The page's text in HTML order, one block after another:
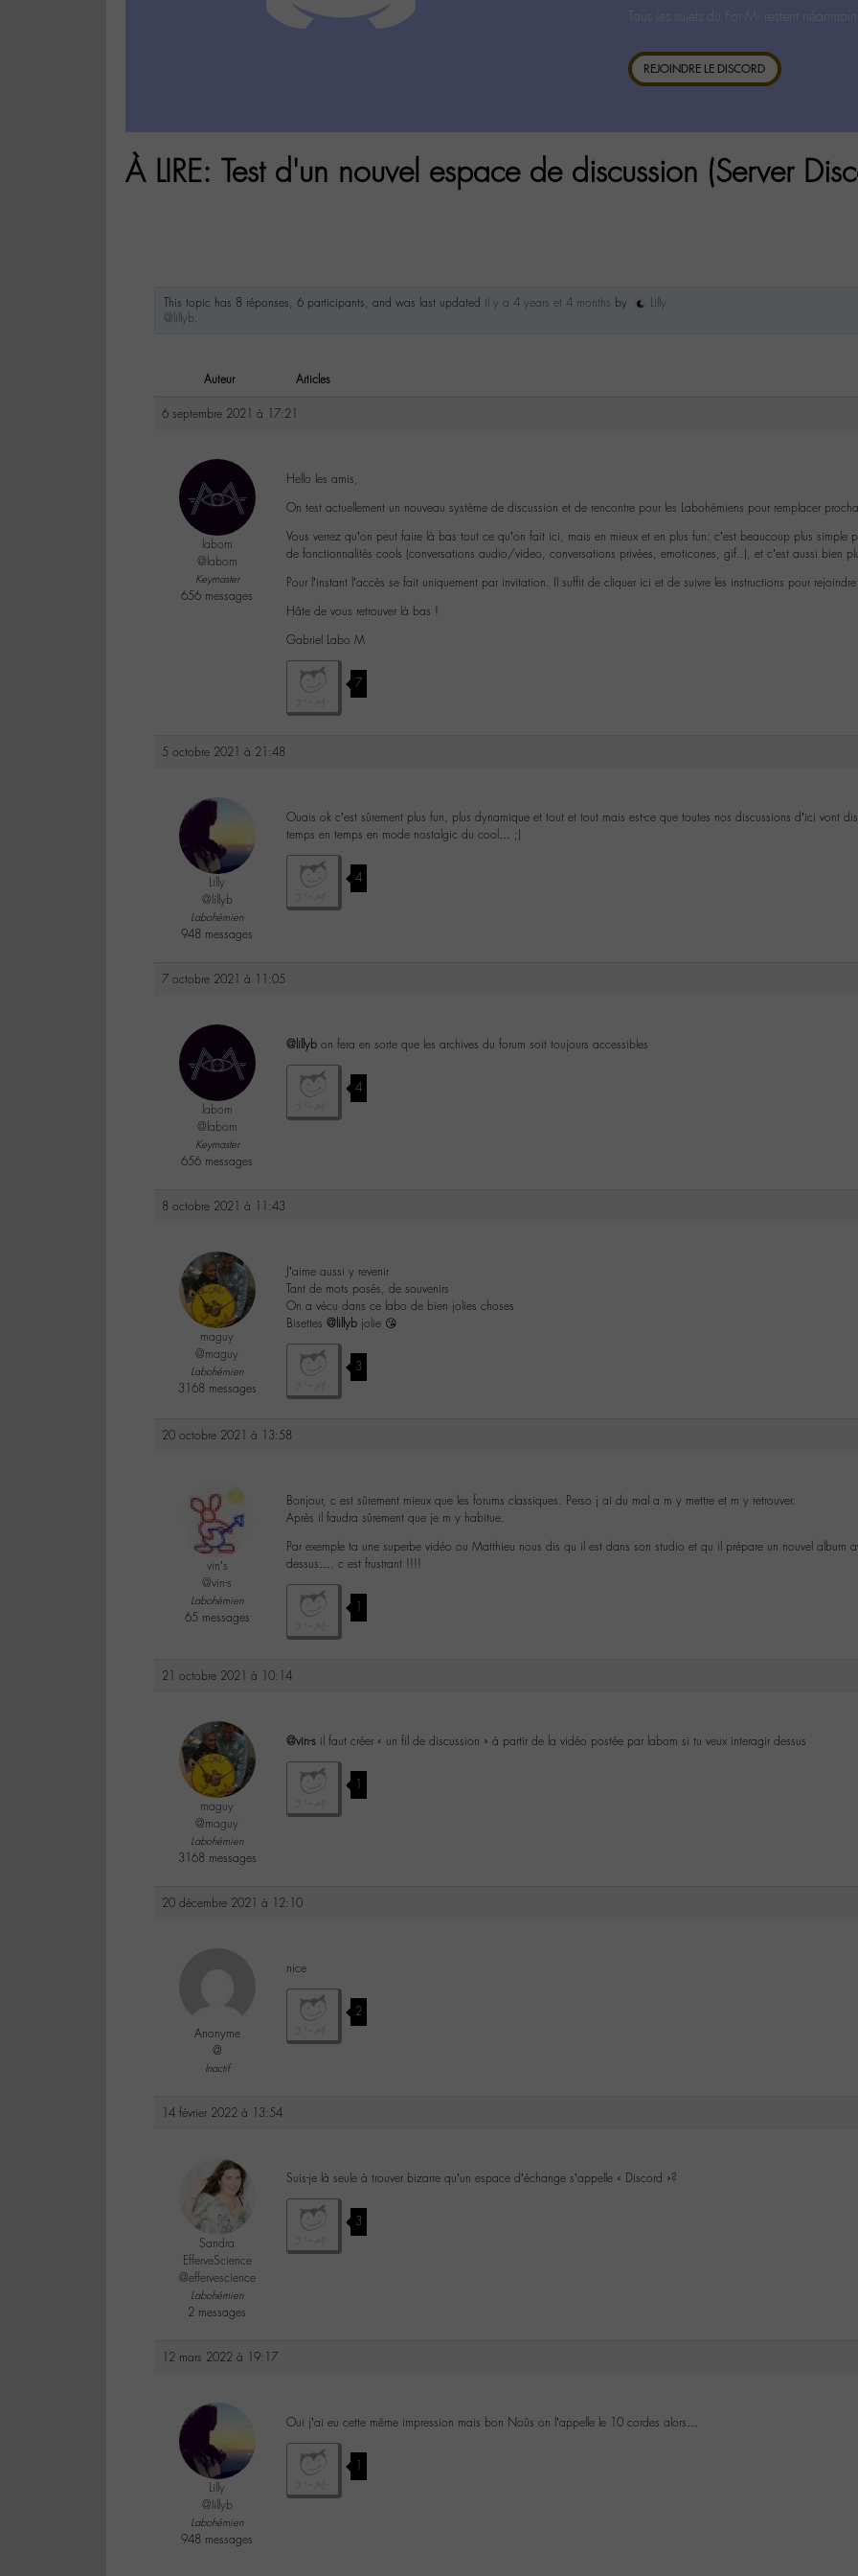
Tous les sujets du For-M- restent
REJOINDRE LE DISCORD
À LIRE: Test d'un nouvel espace de discussion (Server
This topic has 8 réponses, 6 participants, and was last updated il y a 4 years et 4 months by
Lilly
@lillyb.
Auteur Articles
6 septembre 2021 à 17:21
labom
@labom
Keymaster
656 messages
Hello les amis,
On test actuellement un nouveau système de discussion et de rencontre pour les Labohémiens pour remplacer
Vous verrez qu’on peut faire là bas tout ce qu’on fait ici, mais en mieux et en plus fun: c’est beaucoup plus
de fonctionnalités cools (conversations audio/video, conversations privées, emoticones, gif..), et c’est aussi bien
Pour l’instant l’accès se fait uniquement par invitation. Il suffit de cliquer ici et de suivre les instructions pour rejoindre
Hâte de vous retrouver là bas !
Gabriel Labo M
7
5 octobre 2021 à 21:48
Lilly
@lillyb
Labohémien
948 messages
Ouais ok c’est sûrement plus fun, plus dynamique et tout et tout mais est-ce que toutes nos discussions d’ici vont
temps en temps en mode nostalgic du cool… ;)
4
7 octobre 2021 à 11:05
labom
@labom
Keymaster
656 messages
@lillyb on fera en sorte que les archives du forum soit toujours accessibles
4
8 octobre 2021 à 11:43
maguy
@maguy
Labohémien
3168 messages
J’aime aussi y revenir
Tant de mots posés, de souvenirs
On a vécu dans ce labo de bien jolies choses
Bisettes @lillyb jolie 😘
3
20 octobre 2021 à 13:58
vin’s
@vin-s
Labohémien
65 messages
Bonjour, c est sûrement mieux que les forums classiques. Perso j ai du mal a m y mettre et m y retrouver.
Après il faudra sûrement que je m y habitue.
Par exemple ta une superbe vidéo ou Matthieu nous dis qu il est dans son studio et qu il prépare un nouvel album
dessus…. c est frustrant !!!!
1
21 octobre 2021 à 10:14
maguy
@maguy
Labohémien
3168 messages
@vin-s il faut créer « un fil de discussion » à partir de la vidéo postée par labom si tu veux interagir dessus
1
20 décembre 2021 à 12:10
Anonyme
@
Inactif
nice
2
14 février 2022 à 13:54
Sandra
EfferveScience
@effervescience
Labohémien
2 messages
Suis-je là seule à trouver bizarre qu’un espace d’échange s’appelle « Discord »?
3
12 mars 2022 à 19:17
Lilly
@lillyb
Labohémien
948 messages
Oui j’ai eu cette même impression mais bon Noûs on l’appelle le 10 cordes alors…
1